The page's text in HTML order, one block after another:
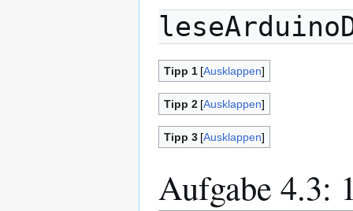
Ausklappen
Tipp 1
Ausklappen
Tipp 2
Ausklappen
Tipp 3
Aufgabe 4.3: